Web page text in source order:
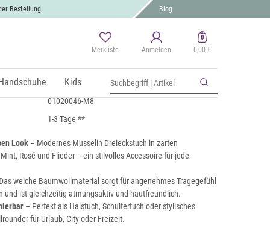
Bestellung Blog
Merkliste Anmelden
0
0,00 €
Kids
Dreieckstuch
MwSt., zzgl.Versand
01020046-M8
1-3 Tage **
Look– Modernes Musselin Dreieckstuch in zarten
Rosé und Flieder – ein stilvolles Accessoire für jede
weiche Baumwollmaterial sorgt für angenehmes Tragegefühl
und ist gleichzeitig atmungsaktiv und hautfreundlich.
– Perfekt als Halstuch, Schultertuch oder stylisches
für Urlaub, City oder Freizeit.